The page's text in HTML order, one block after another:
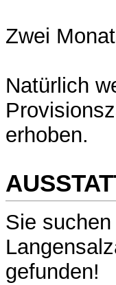
Zwei
Natürlich
erhoben.
Sie
gefunden!